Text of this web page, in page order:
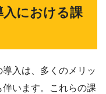
入における課
入は、多くのメリッ
伴います。これらの課